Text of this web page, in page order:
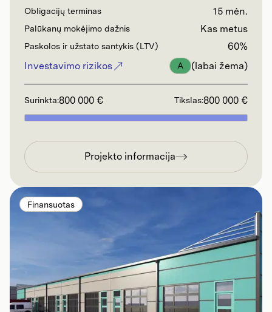
Obligacijų terminas 15 mėn.
Palūkanų mokėjimo dažnis Kas metus
Paskolos ir užstato santykis (LTV)
60%
Investavimo rizikos
A (labai žema)
Surinkta:800 000 € Tikslas:800 000 €
Projekto informacija
Finansuotas